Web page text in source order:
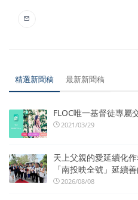
精選新聞稿 最新新聞稿
FLOC唯一基督徒專屬
2021/03/29
天上父親的愛延續化
「南投映全號」延續
2026/08/08